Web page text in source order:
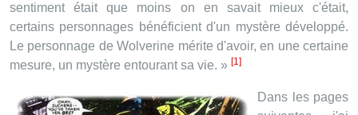
sentiment était que moins on en savait mieux c'était,
certains personnages bénéficient d'un mystère développé.
Le personnage de Wolverine mérite d'avoir, en une certaine
mesure, un mystère entourant sa vie. » [1]
Dans les pages